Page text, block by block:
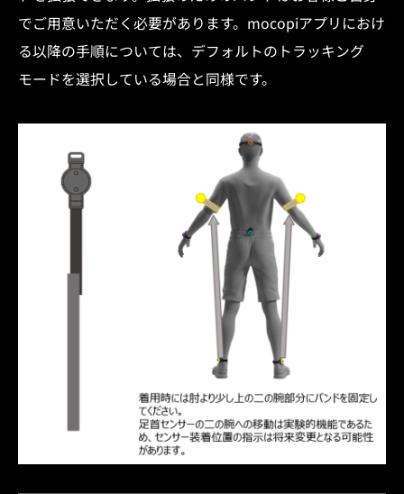
でご用意いただく必要があります。mocopiアプリにおけ
る以降の手順については、デフォルトのトラッキング
モードを選択している場合と同様です。